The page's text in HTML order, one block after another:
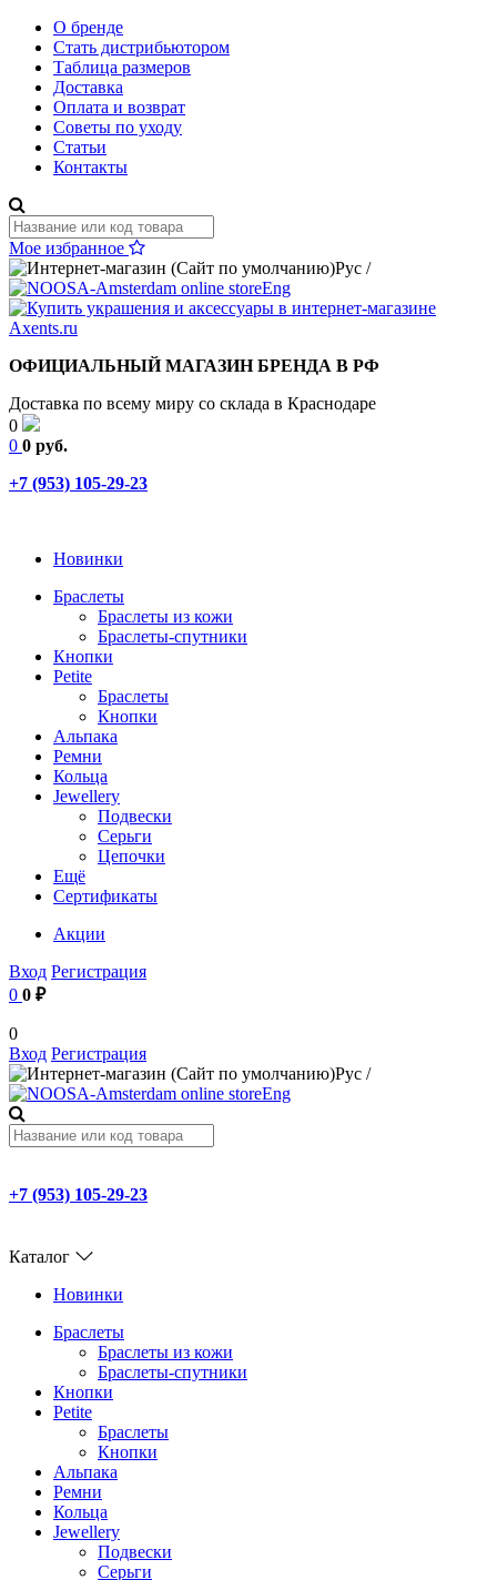
О бренде
Стать дистрибьютором
Таблица размеров
Доставка
Оплата и возврат
Советы по уходу
Статьи
Контакты
Мое избранное
Рус /
Eng
ОФИЦИАЛЬНЫЙ МАГАЗИН БРЕНДА В РФ
Доставка по всему миру со склада в Краснодаре
0
0 0 руб.
+7 (953) 105-29-23
Новинки
Браслеты
Браслеты из кожи
Браслеты-спутники
Кнопки
Petite
Браслеты
Кнопки
Альпака
Ремни
Кольца
Jewellery
Подвески
Серьги
Цепочки
Ещё
Сертификаты
Акции
Вход Регистрация
0 0 ₽
0
Вход Регистрация
Рус /
Eng
+7 (953) 105-29-23
Каталог
Новинки
Браслеты
Браслеты из кожи
Браслеты-спутники
Кнопки
Petite
Браслеты
Кнопки
Альпака
Ремни
Кольца
Jewellery
Подвески
Серьги